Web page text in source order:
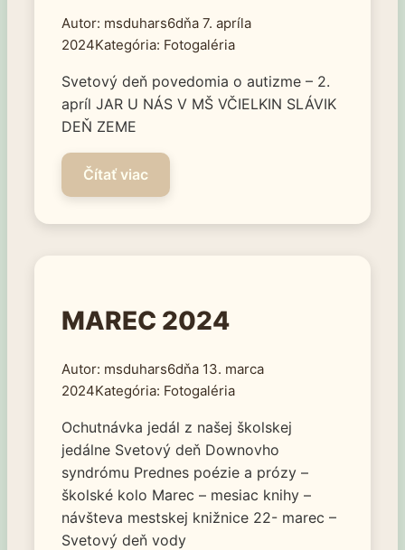
msduhars6
7. apríla
2024
Fotogaléria
Svetový deň povedomia o autizme – 2.
apríl JAR U NÁS V MŠ VČIELKIN SLÁVIK
DEŇ ZEME
MAREC 2024
msduhars6
13. marca
2024
Fotogaléria
Ochutnávka jedál z našej školskej
jedálne Svetový deň Downovho
syndrómu Prednes poézie a prózy –
školské kolo Marec – mesiac knihy –
návšteva mestskej knižnice 22- marec –
Svetový deň vody